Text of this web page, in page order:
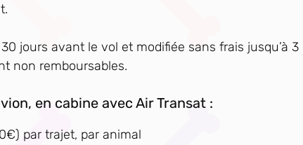
jours avant le vol et modifiée sans frais jusqu’à 3
non remboursables.
en cabine avec Air Transat :
par trajet, par animal